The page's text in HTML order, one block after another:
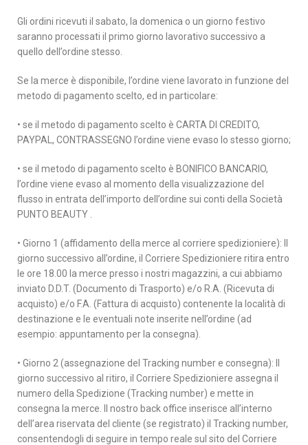
Gli ordini ricevuti il sabato, la domenica o un giorno festivo
saranno processati il primo giorno lavorativo successivo a
quello dell’ordine stesso.
Se la merce è disponibile, l’ordine viene lavorato in funzione del
metodo di pagamento scelto, ed in particolare:
• se il metodo di pagamento scelto è CARTA DI CREDITO,
PAYPAL, CONTRASSEGNO l’ordine viene evaso lo stesso giorno;
• se il metodo di pagamento scelto è BONIFICO BANCARIO,
l’ordine viene evaso al momento della visualizzazione del
flusso in entrata dell’importo dell’ordine sui conti della Società
PUNTO BEAUTY .
• Giorno 1 (affidamento della merce al corriere spedizioniere): Il
giorno successivo all’ordine, il Corriere Spedizioniere ritira entro
le ore 18.00 la merce presso i nostri magazzini, a cui abbiamo
inviato D.D.T. (Documento di Trasporto) e/o R.A. (Ricevuta di
acquisto) e/o F.A. (Fattura di acquisto) contenente la località di
destinazione e le eventuali note inserite nell’ordine (ad
esempio: appuntamento per la consegna).
• Giorno 2 (assegnazione del Tracking number e consegna): Il
giorno successivo al ritiro, il Corriere Spedizioniere assegna il
numero della Spedizione (Tracking number) e mette in
consegna la merce. Il nostro back office inserisce all’interno
dell’area riservata del cliente (se registrato) il Tracking number,
consentendogli di seguire in tempo reale sul sito del Corriere